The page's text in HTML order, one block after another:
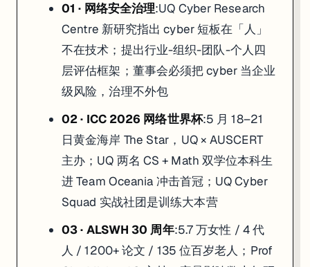
01 · 网络安全治理:UQ Cyber Research
Centre 新研究指出 cyber 短板在「人」
不在技术；提出行业-组织-团队-个人四
层评估框架；董事会必须把 cyber 当企业
级风险，治理不外包
02 · ICC 2026 网络世界杯:5 月 18–21
日黄金海岸 The Star，UQ × AUSCERT
主办；UQ 两名 CS + Math 双学位本科生
进 Team Oceania 冲击首冠；UQ Cyber
Squad 实战社团是训练大本营
03 · ALSWH 30 周年:5.7 万女性 / 4 代
人 / 1200+ 论文 / 135 位百岁老人；Prof